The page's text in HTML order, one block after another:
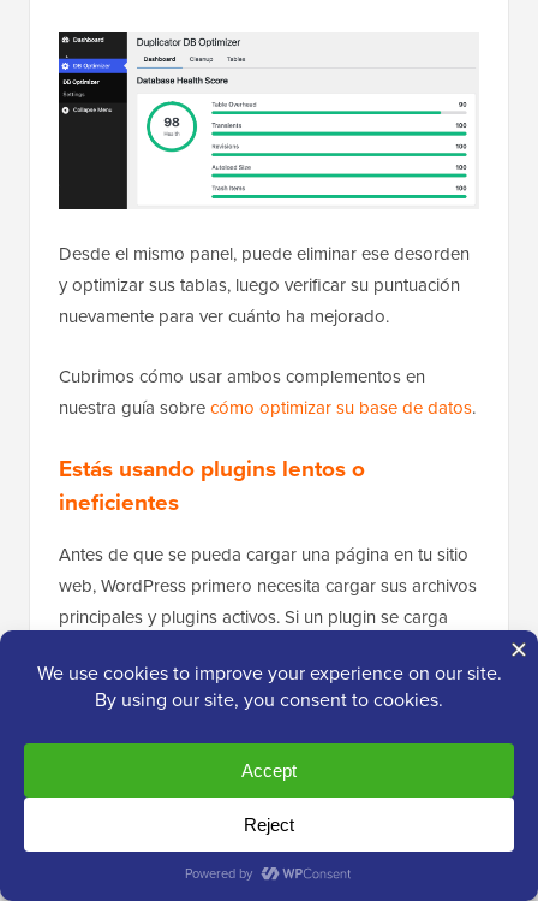
Desde el mismo panel, puede eliminar ese desorden
y optimizar sus tablas, luego verificar su puntuación
nuevamente para ver cuánto ha mejorado.
Cubrimos cómo usar ambos complementos en
nuestra guía sobrecómo optimizar su base de datos.
Estás usando plugins lentos o
ineficientes
Antes de que se pueda cargar una página en tu sitio
web, WordPress primero necesita cargar sus archivos
principales y plugins activos. Si un plugin se carga
Ten en cuenta que loscomplementos inactivosno
ralentizarán tu sitio web en absoluto, e incluso tener
muchos complementos instalados
tendrá un gran impacto en la velocidad del sitio. El
problema son los complementos que se comportan